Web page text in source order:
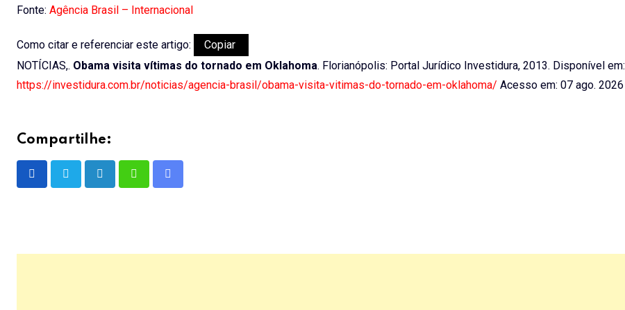
Fonte: Agência Brasil – Internacional
Como citar e referenciar este artigo:
Copiar
NOTÍCIAS,. Obama visita vítimas do tornado em Oklahoma. Florianópolis: Portal Jurídico Investidura, 2013. Disponível em:
https://investidura.com.br/noticias/agencia-brasil/obama-visita-vitimas-do-tornado-em-oklahoma/ Acesso em: 07 ago. 2026
Compartilhe:
LinkedInWhatsappShare